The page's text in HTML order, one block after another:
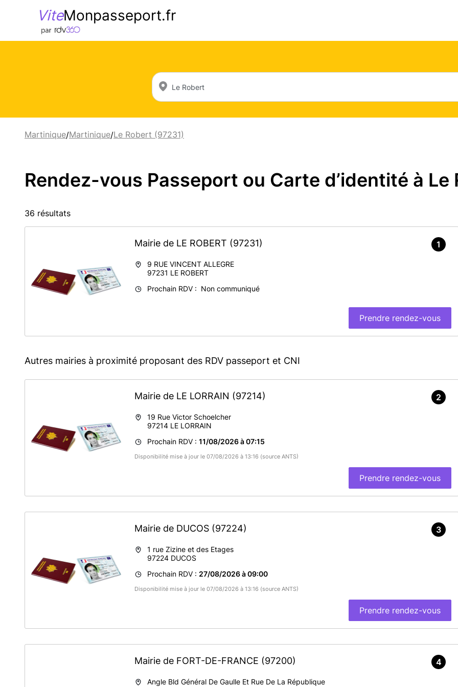
ViteMonpasseport.fr
Martinique/Martinique/Le Robert (97231)
Rendez-vous Passeport ou Carte d’identité à
36 résultats
Mairie de LE ROBERT (97231)
9 RUE VINCENT ALLEGRE
97231 LE ROBERT
Prochain RDV : Non communiqué
Prendre rendez-vous
1
Autres mairies à proximité proposant des RDV passeport et CNI
Mairie de LE LORRAIN (97214)
19 Rue Victor Schoelcher
97214 LE LORRAIN
Prochain RDV : 11/08/2026 à 07:15
Disponibilité mise à jour le 07/08/2026 à 13:16 (source ANTS)
Prendre rendez-vous
2
Mairie de DUCOS (97224)
1 rue Zizine et des Etages
97224 DUCOS
Prochain RDV : 27/08/2026 à 09:00
Disponibilité mise à jour le 07/08/2026 à 13:16 (source ANTS)
Prendre rendez-vous
3
Mairie de FORT-DE-FRANCE (97200)
Angle Bld Général De Gaulle Et Rue De La République
4